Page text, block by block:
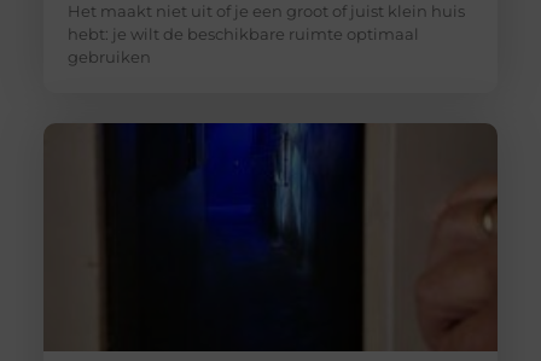
Het maakt niet uit of je een groot of juist klein huis
hebt: je wilt de beschikbare ruimte optimaal
gebruiken